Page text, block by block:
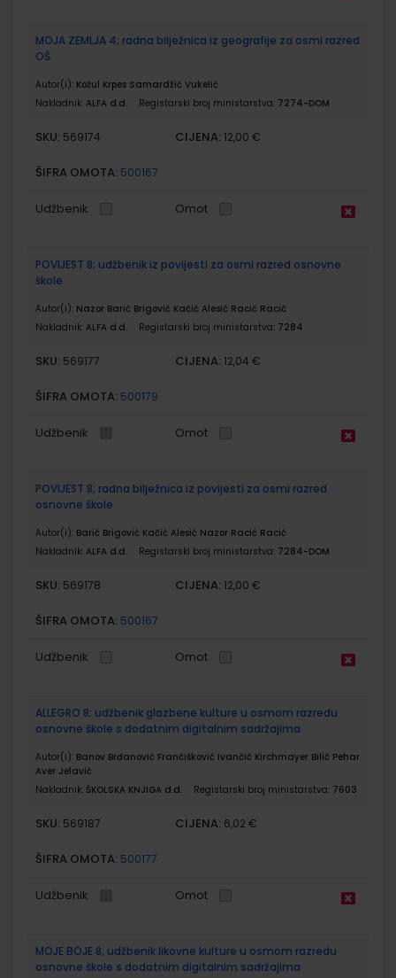
MOJA ZEMLJA 4; radna bilježnica iz geografije za osmi razred
OŠ
Autor(i): Kožul Krpes Samardžić Vukelić
Nakladnik: ALFA d.d. Registarski broj ministarstva: 7274-DOM
SKU: 569174 CIJENA: 12,00 €
ŠIFRA OMOTA: 500167
Udžbenik Omot
POVIJEST 8; udžbenik iz povijesti za osmi razred osnovne
škole
Autor(i): Nazor Barić Brigović Kačić Alesić Racić Racić
Nakladnik: ALFA d.d. Registarski broj ministarstva: 7284
SKU: 569177 CIJENA: 12,04 €
ŠIFRA OMOTA: 500179
Udžbenik Omot
POVIJEST 8; radna bilježnica iz povijesti za osmi razred
osnovne škole
Autor(i): Barić Brigović Kačić Alesić Nazor Racić Racić
Nakladnik: ALFA d.d. Registarski broj ministarstva: 7284-DOM
SKU: 569178 CIJENA: 12,00 €
ŠIFRA OMOTA: 500167
Udžbenik Omot
ALLEGRO 8; udžbenik glazbene kulture u osmom razredu
osnovne škole s dodatnim digitalnim sadržajima
Autor(i): Banov Brđanović Frančišković Ivančić Kirchmayer Bilić Pehar
Aver Jelavić
Nakladnik: ŠKOLSKA KNJIGA d.d. Registarski broj ministarstva: 7603
SKU: 569187 CIJENA: 6,02 €
ŠIFRA OMOTA: 500177
Udžbenik Omot
MOJE BOJE 8; udžbenik likovne kulture u osmom razredu
osnovne škole s dodatnim digitalnim sadržajima